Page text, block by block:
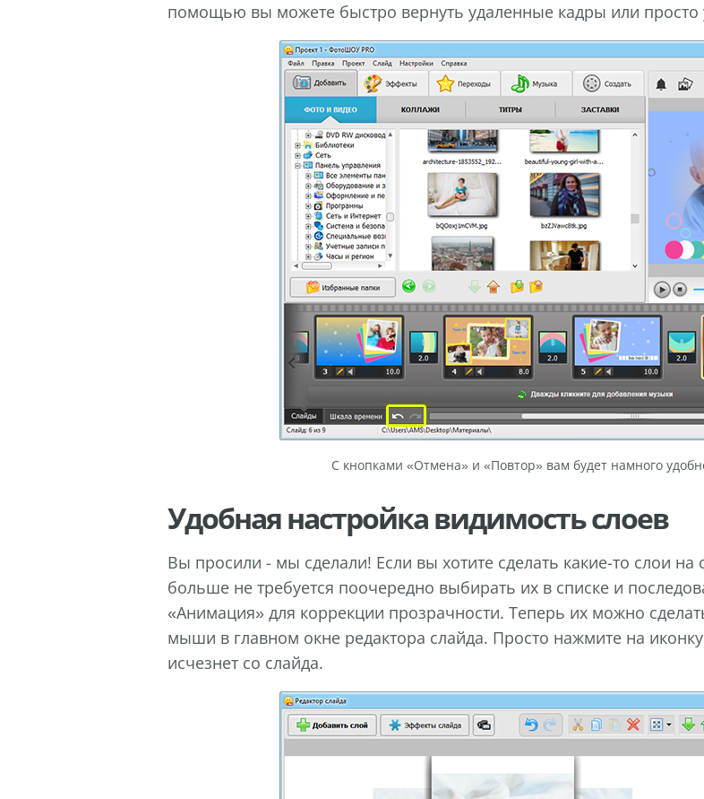
помощью вы можете быстро вернуть удаленные кадры или просто
С кнопками «Отмена» и «Повтор» вам будет намного
Удобная настройка видимость слоев
Вы просили - мы сделали! Если вы хотите сделать какие-то слои
больше не требуется поочередно выбирать их в списке и
«Анимация» для коррекции прозрачности. Теперь их можно
мыши в главном окне редактора слайда. Просто нажмите на
исчезнет со слайда.